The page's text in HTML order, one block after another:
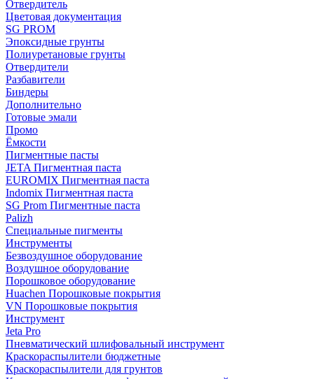
Отвердитель
Цветовая документация
SG PROM
Эпоксидные грунты
Полиуретановые грунты
Отвердители
Разбавители
Биндеры
Дополнительно
Готовые эмали
Промо
Ёмкости
Пигментные пасты
JETA Пигментная паста
EUROMIX Пигментная паста
Indomix Пигментная паста
SG Prom Пигментные паста
Palizh
Специальные пигменты
Инструменты
Безвоздушное оборудование
Воздушное оборудование
Порошковое оборудование
Huachen Порошковые покрытия
VN Порошковые покрытия
Инструмент
Jeta Pro
Пневматический шлифовальный инструмент
Краскораспылители бюджетные
Краскораспылители для грунтов